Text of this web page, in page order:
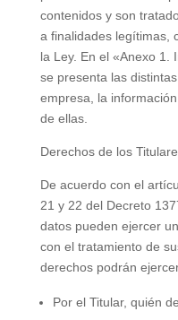
contenidos y son
a finalidades legítimas,
la Ley. En el «Anexo 1.
se presenta las
empresa, la
de ellas.
Derechos de los
De acuerdo con el
21 y 22 del Decreto
datos pueden ejercer
con el tratamiento de
derechos podrán
Por el Titular, quién